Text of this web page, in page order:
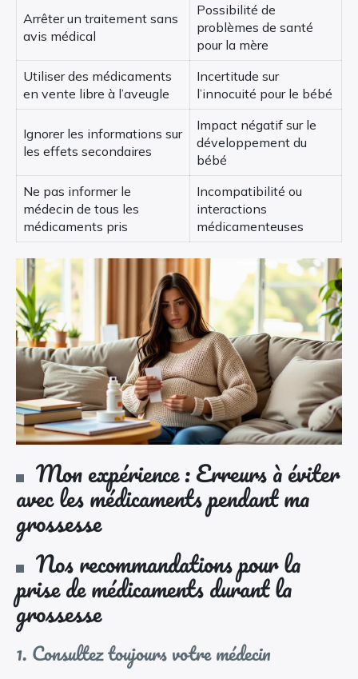
Arrêter un traitement sans
avis médical
Possibilité de
problèmes de santé
pour la mère
Utiliser des médicaments
en vente libre à l’aveugle
Incertitude sur
l’innocuité pour le bébé
Ignorer les informations sur
les effets secondaires
Impact négatif sur le
développement du
bébé
Ne pas informer le
médecin de tous les
médicaments pris
Incompatibilité ou
interactions
médicamenteuses
Mon expérience : Erreurs à éviter
avec les médicaments pendant ma
grossesse
Nos recommandations pour la
prise de médicaments durant la
grossesse
1. Consultez toujours votre médecin